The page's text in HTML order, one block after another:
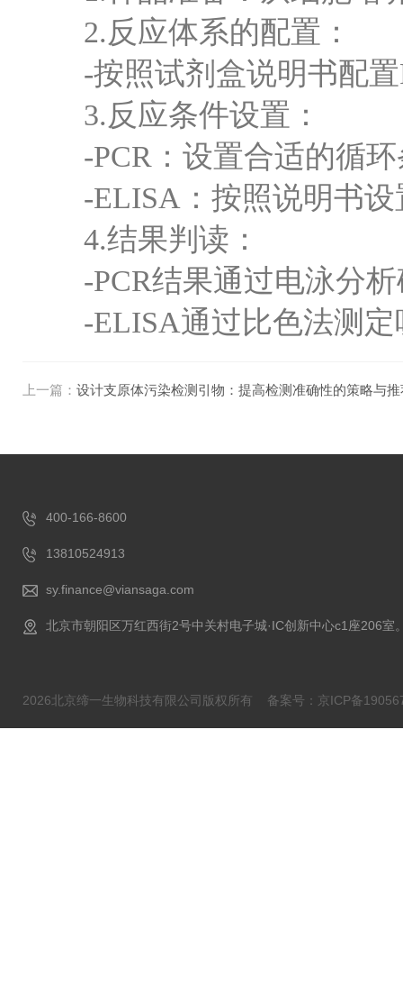
2.反应体系的配置：
-按照试剂盒说明书配置
3.反应条件设置：
-PCR：设置合适的循环
-ELISA：按照说明书设
4.结果判读：
-PCR结果通过电泳分析
-ELISA通过比色法测定
上一篇： 设计支原体污染检测引物：提高检测准确性的策略与推
400-166-8600
13810524913
sy.finance@viansaga.com
北京市朝阳区万红西街2号中关村电子城·IC创新中心c1座206室
2026北京缔一生物科技有限公司版权所有 备案号：京ICP备